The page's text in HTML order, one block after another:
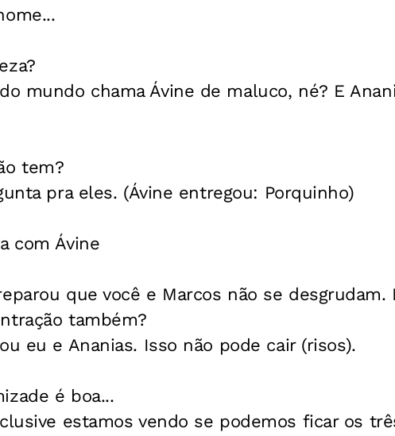
mundo chama Ávine de maluco, né? E
tem?
pra eles. (Ávine entregou: Porquinho)
com Ávine
que você e Marcos não se
também?
eu e Ananias. Isso não pode cair (risos).
é boa...
estamos vendo se podemos ficar os